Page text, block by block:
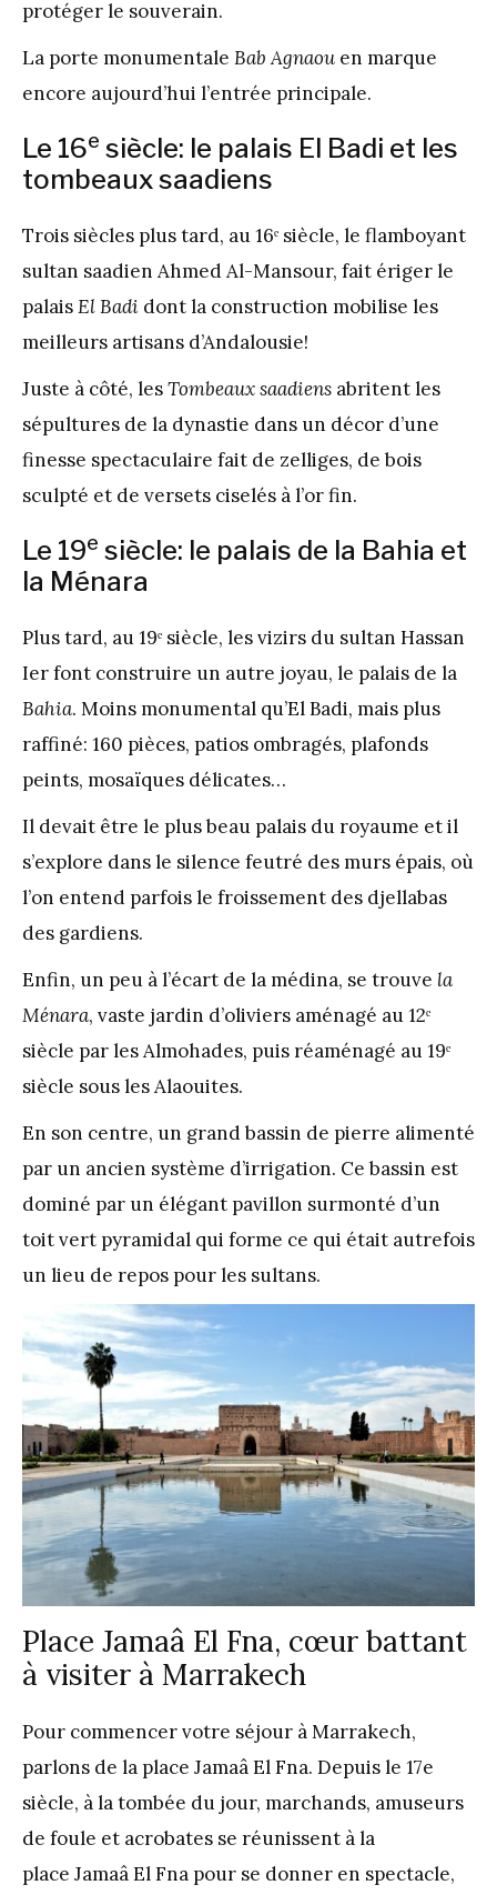
protéger le souverain.
La porte monumentale Bab Agnaou en marque
encore aujourd’hui l’entrée principale.
Le 16e siècle: le palais El Badi et les
tombeaux saadiens
Trois siècles plus tard, au 16ᵉ siècle, le flamboyant
sultan saadien Ahmed Al-Mansour, fait ériger le
palaisEl Badi dont la construction mobilise les
meilleurs artisans d’Andalousie!
Juste à côté, lesTombeaux saadiens abritent les
sépultures de la dynastie dans un décor d’une
finesse spectaculaire fait de zelliges, de bois
sculpté et de versets ciselés à l’or fin.
Le 19e siècle: le palais de la Bahia et
la Ménara
Plus tard, au 19ᵉ siècle, les vizirs du sultan Hassan
Ier font construire un autre joyau, le palais de la
Bahia. Moins monumental qu’El Badi, mais plus
raffiné: 160 pièces, patios ombragés, plafonds
peints, mosaïques délicates…
Il devait être le plus beau palais du royaume et il
s’explore dans le silence feutré des murs épais, où
l’on entend parfois le froissement des djellabas
des gardiens.
Enfin, un peu à l’écart de la médina, se trouve la
Ménara, vaste jardin d’oliviers aménagé au 12ᵉ
siècle par les Almohades, puis réaménagé au 19ᵉ
siècle sous les Alaouites.
En son centre, un grand bassin de pierre alimenté
par un ancien système d’irrigation. Ce bassin est
dominé par un élégant pavillon surmonté d’un
toit vert pyramidal qui forme ce qui était autrefois
un lieu de repos pour les sultans.
Place Jamaâ El Fna, cœur battant
à visiter à Marrakech
Pour commencer votre séjour à Marrakech,
parlons de la place Jamaâ El Fna. Depuis le 17e
siècle, à la tombée du jour, marchands, amuseurs
de foule et acrobates se réunissent à la
place Jamaâ El Fna pour se donner en spectacle,